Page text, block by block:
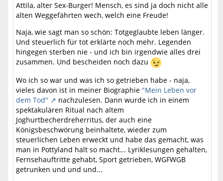
Attila, alter Sex-Burger! Mensch, es sind ja doch nicht alle
alten Weggefährten wech, welch eine Freude!
Naja, wie sagt man so schön: Totgeglaubte leben länger.
Und steuerlich für tot erklärte noch mehr. Legenden
hingegen sterben nie - und ich bin irgendwie alles drei
zusammen. Und bescheiden noch dazu
Wo ich so war und was ich so getrieben habe - naja,
vieles davon ist in meiner Biographie "Mein Leben vor
dem Tod"
nachzulesen. Dann wurde ich in einem
spektakulären Ritual nach altem
Joghurtbecherdreherritus, der auch eine
Königsbeschwörung beinhaltete, wieder zum
steuerlichen Leben erweckt und habe das gemacht, was
man in Pottyland halt so macht... Lyriklesungen gehalten,
Fernsehauftritte gehabt, Sport getrieben, WGFWGB
getrunken und und und...